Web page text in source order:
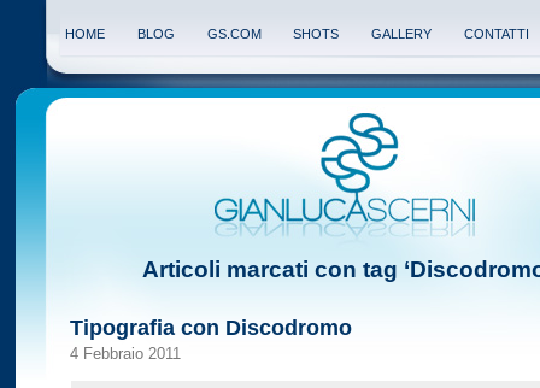
HOME BLOG GS.COM SHOTS GALLERY CONTATTI
Articoli marcati con tag
Tipografia con Discodromo
4 Febbraio 2011